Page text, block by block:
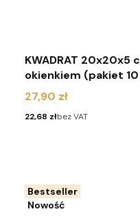
KWADRAT 20x20x5
okienkiem (pakiet
Cena
27,90 zł
Cena
22,68 złbez VAT
Bestseller
Nowość